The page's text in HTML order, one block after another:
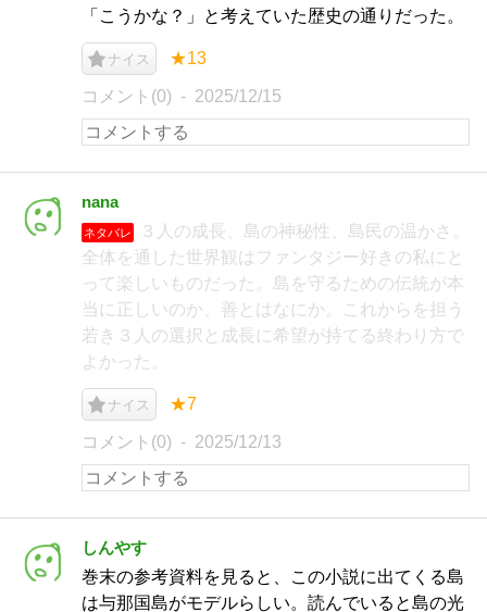
「こうかな？」と考えていた歴史の通りだった。
ナイス ★13
コメント(0) 2025/12/15
nana
ネタバレ
３人の成長、島の神秘性、島民の温かさ。
全体を通した世界観はファンタジー好きの私にと
って楽しいものだった。島を守るための伝統が本
当に正しいのか、善とはなにか。これからを担う
若き３人の選択と成長に希望が持てる終わり方で
よかった。
ナイス ★7
コメント(0) 2025/12/13
しんやす
巻末の参考資料を見ると、この小説に出てくる島
は与那国島がモデルらしい。読んでいると島の光